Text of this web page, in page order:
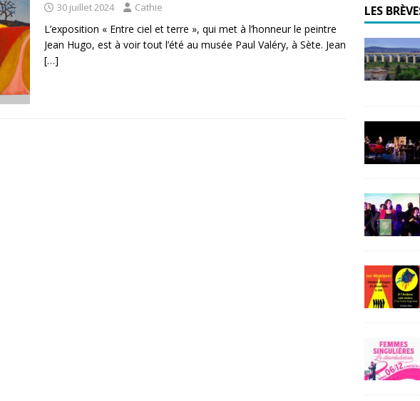
30 juillet 2024 Cathie
L’exposition « Entre ciel et terre », qui met à l’honneur le peintre
Jean Hugo, est à voir tout l’été au musée Paul Valéry, à Sète. Jean
[…]
LES